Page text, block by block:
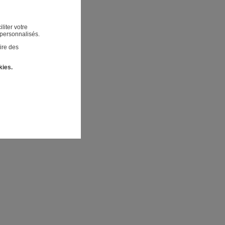
votre
des